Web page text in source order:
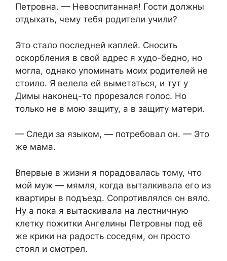
Петровна. — Невоспитанная! Гости должны
отдыхать, чему тебя родители учили?
Это стало последней каплей. Сносить
оскорбления в свой адрес я худо-бедно, но
могла, однако упоминать моих родителей не
стоило. Я велела ей выметаться, и тут у
Димы наконец-то прорезался голос. Но
только не в мою защиту, а в защиту матери.
— Следи за языком, — потребовал он. — Это
же мама.
Впервые в жизни я порадовалась тому, что
мой муж — мямля, когда выталкивала его из
квартиры в подъезд. Сопротивлялся он вяло.
Ну а пока я вытаскивала на лестничную
клетку пожитки Ангелины Петровны под её
же крики на радость соседям, он просто
стоял и смотрел.